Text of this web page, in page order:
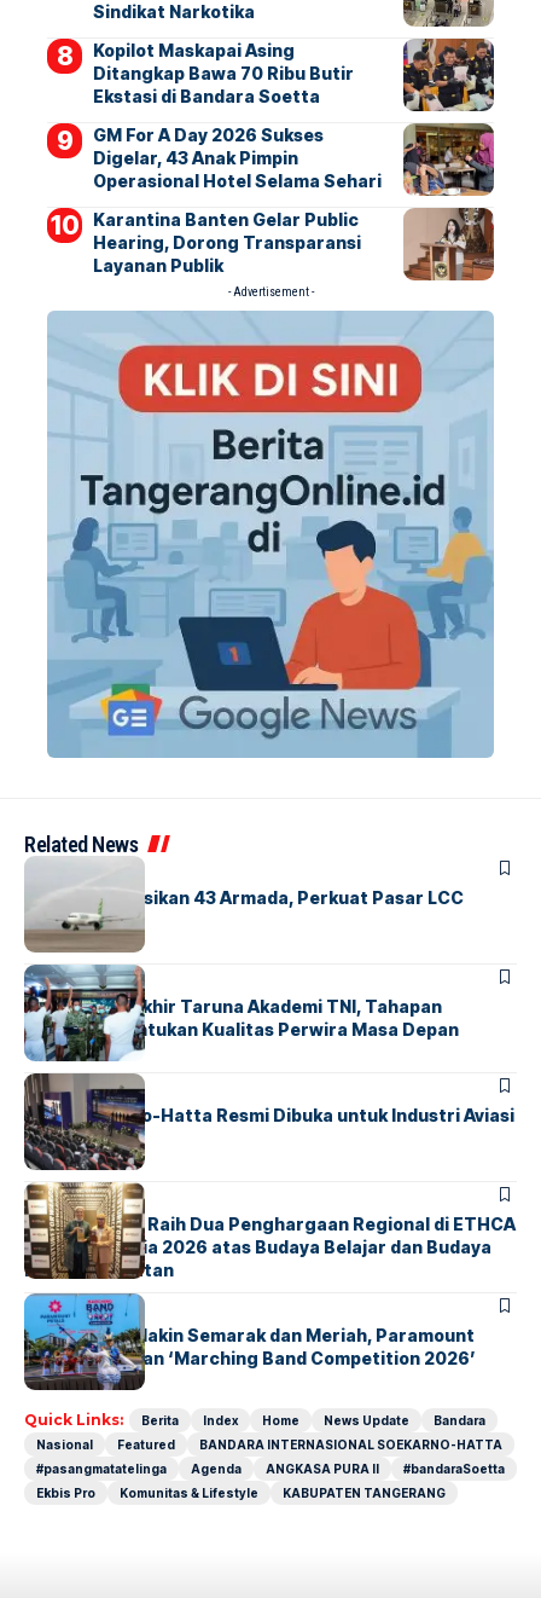
Sindikat Narkotika
Kopilot Maskapai Asing
Ditangkap Bawa 70 Ribu Butir
Ekstasi di Bandara Soetta
GM For A Day 2026 Sukses
Digelar, 43 Anak Pimpin
Operasional Hotel Selama Sehari
Karantina Banten Gelar Public
Hearing, Dorong Transparansi
Layanan Publik
- Advertisement -
Related News
BANDARA
Citilink Operasikan 43 Armada, Perkuat Pasar LCC
Nasional
BERITA
Sidang Pantukhir Taruna Akademi TNI, Tahapan
Strategis Tentukan Kualitas Perwira Masa Depan
BANDARA BERITA
IALC Soekarno-Hatta Resmi Dibuka untuk Industri Aviasi
Dunia
BERITA
ParagonCorp Raih Dua Penghargaan Regional di ETHCA
Southeast Asia 2026 atas Budaya Belajar dan Budaya
Kebermanfaatan
BERITA INDEX
Akhir Pekan Makin Semarak dan Meriah, Paramount
Petals Hadirkan ‘Marching Band Competition 2026’
Quick Links: Berita Index Home News Update
Bandara
Nasional
Featured
BANDARA INTERNASIONAL SOEKARNO-HATTA
#pasangmatatelinga
Agenda ANGKASA PURA II
#bandaraSoetta
Ekbis Pro
Komunitas & Lifestyle KABUPATEN TANGERANG